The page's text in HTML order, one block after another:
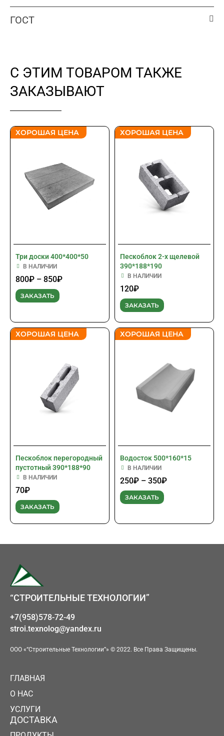
ГОСТ
С ЭТИМ ТОВАРОМ ТАКЖЕ
ЗАКАЗЫВАЮТ
ХОРОШАЯ ЦЕНА
Три доски 400*400*50
В НАЛИЧИИ
800₽ – 850₽
ЗАКАЗАТЬ
ХОРОШАЯ ЦЕНА
Пескоблок 2-х щелевой
390*188*190
В НАЛИЧИИ
120₽
ЗАКАЗАТЬ
ХОРОШАЯ ЦЕНА
Пескоблок перегородный
пустотный 390*188*90
В НАЛИЧИИ
70₽
ЗАКАЗАТЬ
ХОРОШАЯ ЦЕНА
Водосток 500*160*15
В НАЛИЧИИ
250₽ – 350₽
ЗАКАЗАТЬ
“СТРОИТЕЛЬНЫЕ ТЕХНОЛОГИИ”
+7(958)578-72-49
stroi.texnolog@yandex.ru
ООО «“Строительные Технологии”» © 2022. Все Права Защищены.
ГЛАВНАЯ
О НАС
УСЛУГИ
ДОСТАВКА